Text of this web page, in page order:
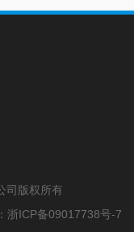
司版权所有
浙ICP备09017738号-7